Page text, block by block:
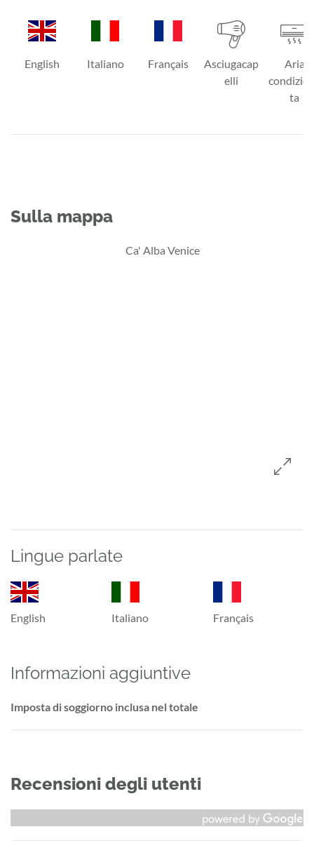
English Italiano Français
Asciugacap
elli
Aria
ta
Sulla mappa
Lingue parlate
English Italiano Français
Informazioni aggiuntive
Imposta di soggiorno inclusa nel totale
Recensioni degli utenti